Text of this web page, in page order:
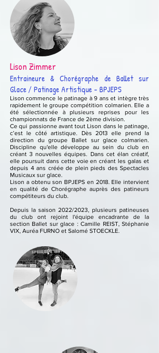
Lison Zimmer
Entraineure & Chorégraphe de Ballet sur
Glace / Patinage Artistique - BPJEPS
Lison commence le patinage à 9 ans et intègre très
rapidement le groupe compétition colmarien. Elle a
été sélectionnée à plusieurs reprises pour les
championnats de France de 2ème division.
Ce qui passionne avant tout Lison dans le patinage,
c’est le côté artistique. Dès 2013 elle prend la
direction du groupe Ballet sur glace colmarien.
Discipline qu'elle développe au sein du club en
créant 3 nouvelles équipes. Dans cet élan créatif,
elle poursuit dans cette voie en créant les galas et
depuis 4 ans créée de plein pieds des Spectacles
Musicaux sur glace.
Lison a obtenu son BPJEPS en 2018. Elle intervient
en qualité de Chorégraphe auprès des patineurs
compétiteurs du club.
Depuis la saison 2022/2023, plusieurs patineuses
du club ont rejoint l'équipe encadrante de la
section Ballet sur glace : Camille REIST, Stéphanie
VIX, Auréa FURNO et Salomé STOECKLE.